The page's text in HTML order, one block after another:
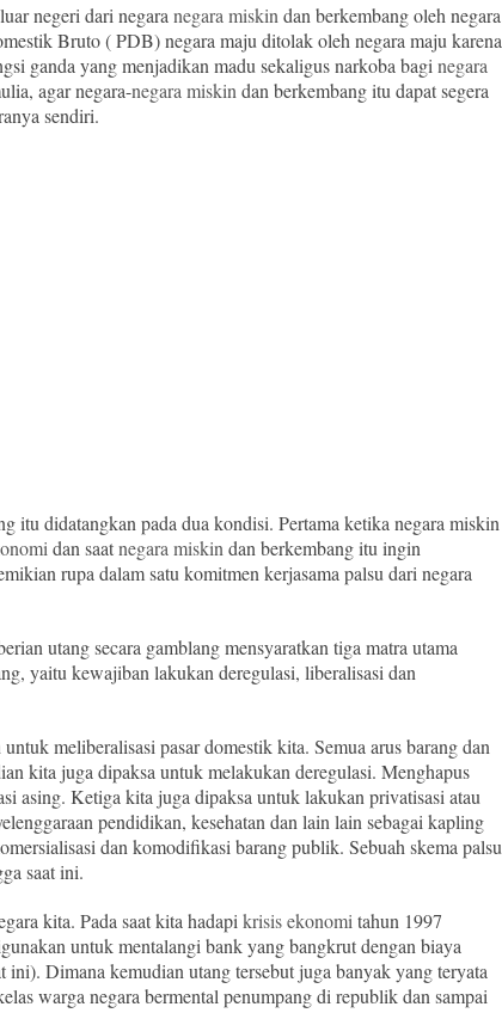
negeri dari negara negara miskin dan berkembang oleh negara
Bruto ( PDB) negara maju ditolak oleh negara maju karena
ganda yang menjadikan madu sekaligus narkoba bagi negara
agar negara-negara miskin dan berkembang itu dapat segera
sendiri.
itu didatangkan pada dua kondisi. Pertama ketika negara miskin
dan saatnegara miskin dan berkembang itu ingin
rupa dalam satu komitmen kerjasama palsu dari negara
utang secara gamblang mensyaratkan tiga matra utama
yaitu kewajiban lakukan deregulasi, liberalisasi dan
meliberalisasi pasar domestik kita. Semua arus barang dan
kita juga dipaksa untuk melakukan deregulasi. Menghapus
asing. Ketiga kita juga dipaksa untuk lakukan privatisasi atau
pendidikan, kesehatan dan lain lain sebagai kapling
dan komodifikasi barang publik. Sebuah skema palsu
saat ini.
kita. Pada saat kita hadapi krisis ekonomi tahun 1997
untuk mentalangi bank yang bangkrut dengan biaya
Dimana kemudian utang tersebut juga banyak yang teryata
warga negara bermental penumpang di republik dan sampai